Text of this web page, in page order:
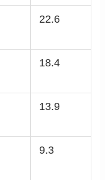
22.6
18.4
13.9
9.3